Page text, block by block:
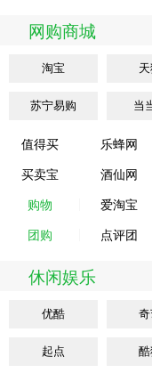
网购商城
淘宝
苏宁易购 当
值得买 乐蜂网
买卖宝 酒仙网
购物 爱淘宝
团购 点评团
休闲娱乐
优酷
起点 酷